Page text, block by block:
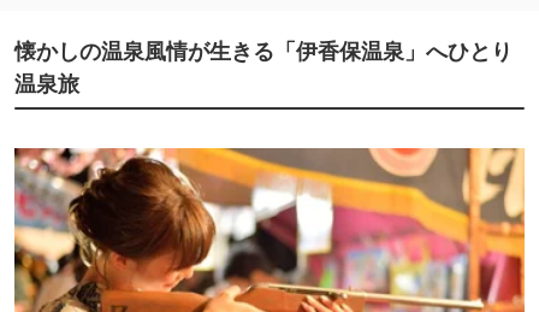
懐かしの温泉風情が生きる「伊香保温泉」へひとり
温泉旅